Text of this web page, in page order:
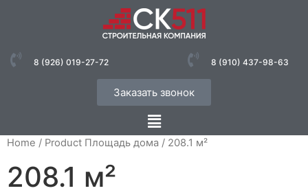
8 (926) 019-27-72 8 (910) 437-98-63
Заказать звонок
Home / Product Площадь дома / 208.1 м²
208.1 м²